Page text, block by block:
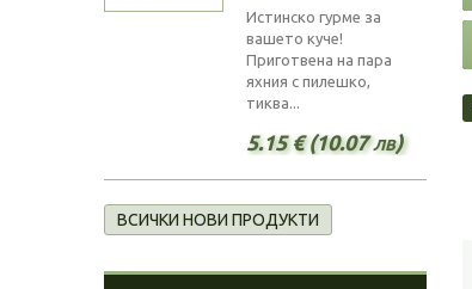
Истинско гурме за
вашето куче!
Приготвена на пара
яхния с пилешко,
тиква...
5.15 € (10.07 лв)
ВСИЧКИ НОВИ ПРОДУКТИ